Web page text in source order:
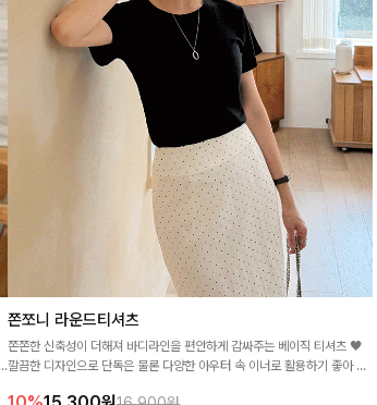
쫀쪼니 라운드티셔츠
쫀쫀한 신축성이 더해져 바디라인을 편안하게 감싸주는 베이직 티셔츠 🖤
깔끔한 디자인으로 단독은 물론 다양한 아우터 속 이너로 활용하기 좋아 데